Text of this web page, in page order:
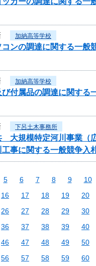
加納高等学校
ンの調達に関する一般
加納高等学校
付属品の調達に関する
下呂土木事務所
大規模特定河川事業（
事に関する一般競争入
5 6 7 8 9 10
16 17 18 19 20
26 27 28 29 30
36 37 38 39 40
46 47 48 49 50
56 57 58 59 60